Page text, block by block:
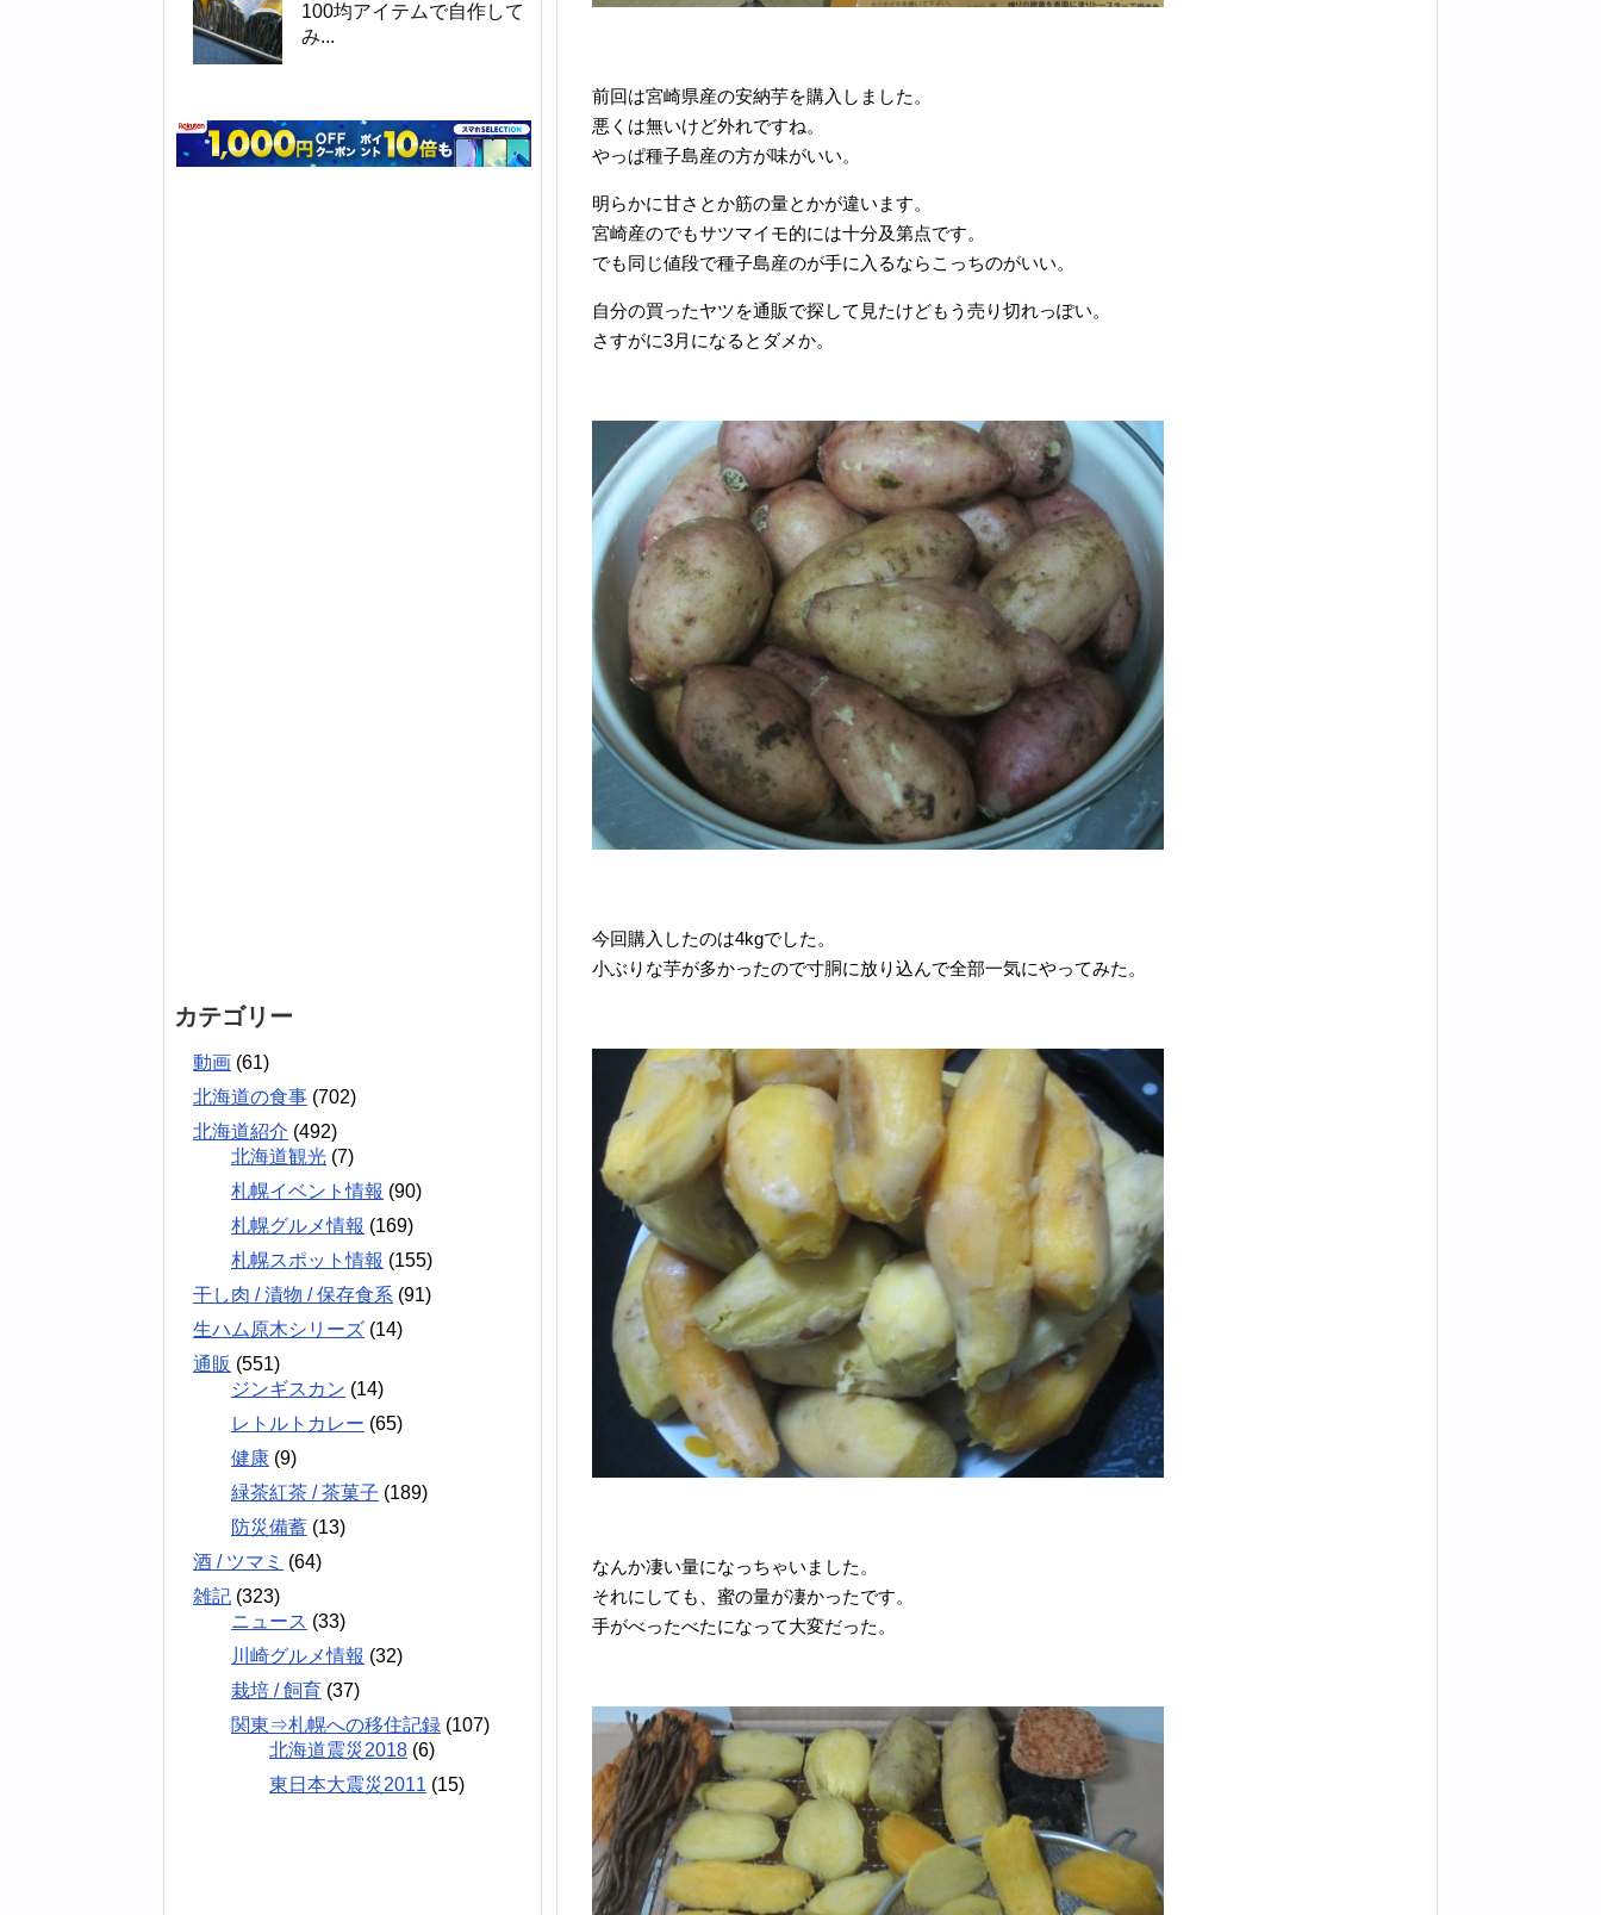
前回は宮崎県産の安納芋を購入しました。
悪くは無いけど外れですね。
やっぱ種子島産の方が味がいい。
明らかに甘さとか筋の量とかが違います。
宮崎産のでもサツマイモ的には十分及第点です。
でも同じ値段で種子島産のが手に入るならこっちのがいい。
自分の買ったヤツを通販で探して見たけどもう売り切れっぽい。
さすがに3月になるとダメか。
今回購入したのは4kgでした。
小ぶりな芋が多かったので寸胴に放り込んで全部一気にやってみた。
なんか凄い量になっちゃいました。
それにしても、蜜の量が凄かったです。
手がべったべたになって大変だった。
100均アイテムで自作して
み...
カテゴリー
動画 (61)
北海道の食事 (702)
北海道紹介 (492)
北海道観光 (7)
札幌イベント情報 (90)
札幌グルメ情報 (169)
札幌スポット情報 (155)
干し肉 / 漬物 / 保存食系 (91)
生ハム原木シリーズ (14)
通販 (551)
ジンギスカン (14)
レトルトカレー (65)
健康 (9)
緑茶紅茶 / 茶菓子 (189)
防災備蓄 (13)
酒 / ツマミ (64)
雑記 (323)
ニュース (33)
川崎グルメ情報 (32)
栽培 / 飼育 (37)
関東⇒札幌への移住記録 (107)
北海道震災2018 (6)
東日本大震災2011 (15)